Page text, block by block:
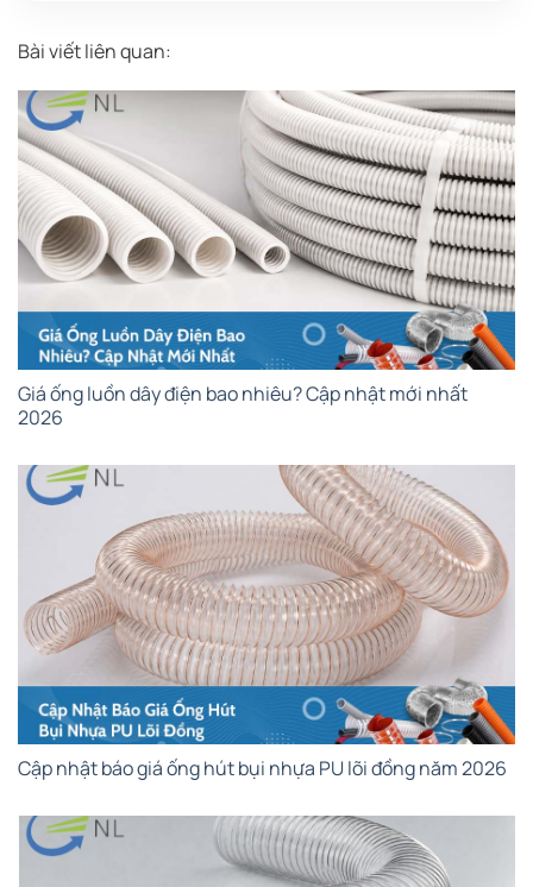
Bài viết liên quan:
Giá ống luồn dây điện bao nhiêu? Cập nhật mới nhất
2026
Cập nhật báo giá ống hút bụi nhựa PU lõi đồng năm 2026